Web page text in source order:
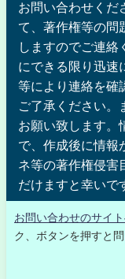
お問い合わせくだ
て、著作権等の問
しますのでご連絡
にできる限り迅速
等により連絡を確
ご了承ください。
お願い致します。
で、作成後に情報
ネ等の著作権侵害
だけますと幸いで
お問い合わせのサイ
ク、ボタンを押すと